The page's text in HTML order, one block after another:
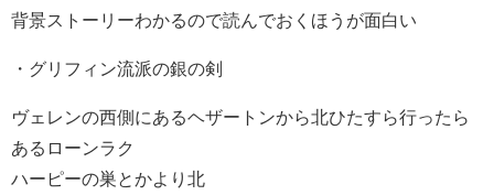
背景ストーリーわかるので読んでおくほうが面白い
・グリフィン流派の銀の剣
ヴェレンの西側にあるヘザートンから北ひたすら行ったら
あるローンラク
ハーピーの巣とかより北